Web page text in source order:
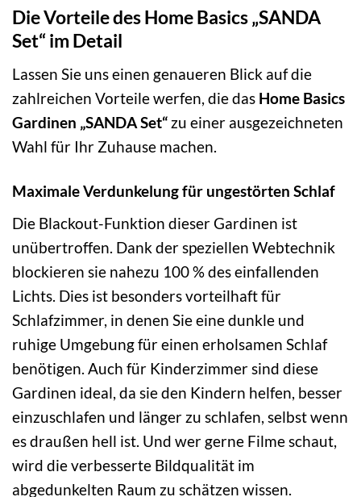
Die Vorteile des Home Basics „SANDA
Set“ im Detail
Lassen Sie uns einen genaueren Blick auf die
zahlreichen Vorteile werfen, die das Home Basics
Gardinen „SANDA Set“ zu einer ausgezeichneten
Wahl für Ihr Zuhause machen.
Maximale Verdunkelung für ungestörten Schlaf
Die Blackout-Funktion dieser Gardinen ist
unübertroffen. Dank der speziellen Webtechnik
blockieren sie nahezu 100 % des einfallenden
Lichts. Dies ist besonders vorteilhaft für
Schlafzimmer, in denen Sie eine dunkle und
ruhige Umgebung für einen erholsamen Schlaf
benötigen. Auch für Kinderzimmer sind diese
Gardinen ideal, da sie den Kindern helfen, besser
einzuschlafen und länger zu schlafen, selbst wenn
es draußen hell ist. Und wer gerne Filme schaut,
wird die verbesserte Bildqualität im
abgedunkelten Raum zu schätzen wissen.